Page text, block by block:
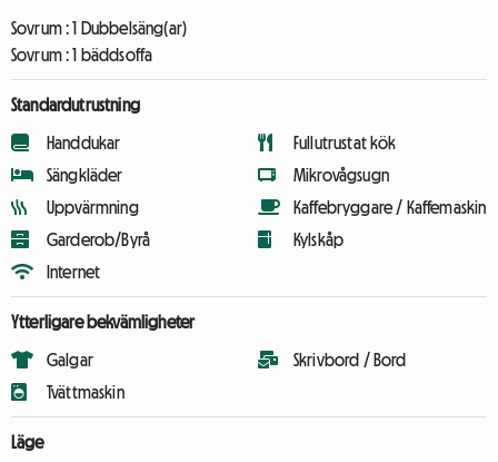
Sovrum :1 Dubbelsäng(ar)
Sovrum :1 bäddsoffa
Standardutrustning
Handdukar
Sängkläder
Uppvärmning
Garderob/Byrå
Internet
Fullutrustat kök
Mikrovågsugn
Kaffebryggare / Kaffemaskin
Kylskåp
Ytterligare bekvämligheter
Galgar
Tvättmaskin
Skrivbord / Bord
Läge